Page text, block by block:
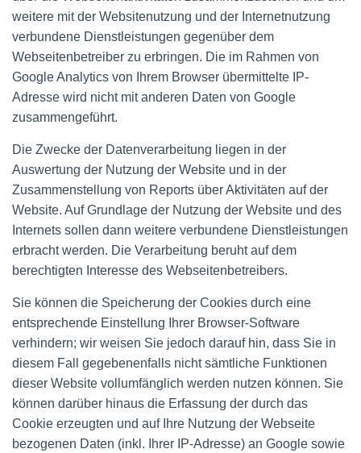
weitere mit der Websitenutzung und der Internetnutzung
verbundene Dienstleistungen gegenüber dem
Webseitenbetreiber zu erbringen. Die im Rahmen von
Google Analytics von Ihrem Browser übermittelte IP-
Adresse wird nicht mit anderen Daten von Google
zusammengeführt.
Die Zwecke der Datenverarbeitung liegen in der
Auswertung der Nutzung der Website und in der
Zusammenstellung von Reports über Aktivitäten auf der
Website. Auf Grundlage der Nutzung der Website und des
Internets sollen dann weitere verbundene Dienstleistungen
erbracht werden. Die Verarbeitung beruht auf dem
berechtigten Interesse des Webseitenbetreibers.
Sie können die Speicherung der Cookies durch eine
entsprechende Einstellung Ihrer Browser-Software
verhindern; wir weisen Sie jedoch darauf hin, dass Sie in
diesem Fall gegebenenfalls nicht sämtliche Funktionen
dieser Website vollumfänglich werden nutzen können. Sie
können darüber hinaus die Erfassung der durch das
Cookie erzeugten und auf Ihre Nutzung der Webseite
bezogenen Daten (inkl. Ihrer IP-Adresse) an Google sowie